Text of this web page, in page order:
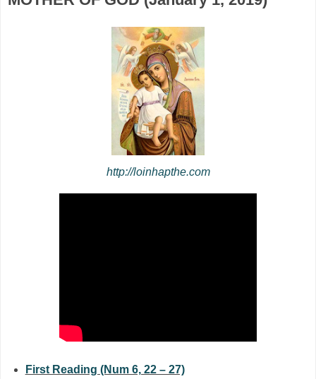
http://loinhapthe.com
First Reading (Num 6, 22 – 27)